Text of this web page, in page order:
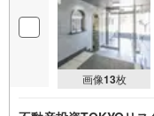
画像13枚